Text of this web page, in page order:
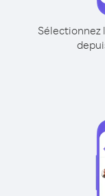
Sélectionnez